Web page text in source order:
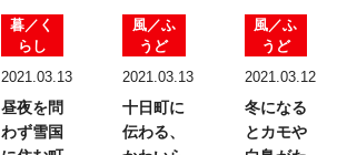
暮／く
らし
2021.03.13
昼夜を問
わず雪国
風／ふ
うど
2021.03.13
十日町に
伝わる、
風／ふ
うど
2021.03.12
冬になる
とカモや